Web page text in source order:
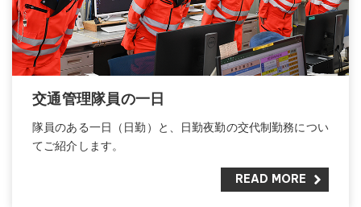
交通管理隊員の一日
隊員のある一日（日勤）と、日勤夜勤の交代制勤務につい
てご紹介します。
READ MORE